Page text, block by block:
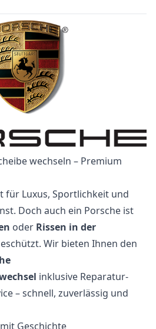
wechseln – Premium
für Luxus, Sportlichkeit und
Doch auch ein Porsche ist
oder Rissen in der
Wir bieten Ihnen den
inklusive Reparatur-
– schnell, zuverlässig und
Geschichte